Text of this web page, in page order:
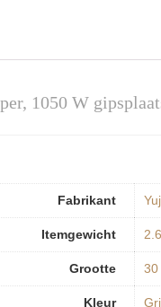
1050 W
Fabrikant
Itemgewicht
Grootte ‎30
Kleur